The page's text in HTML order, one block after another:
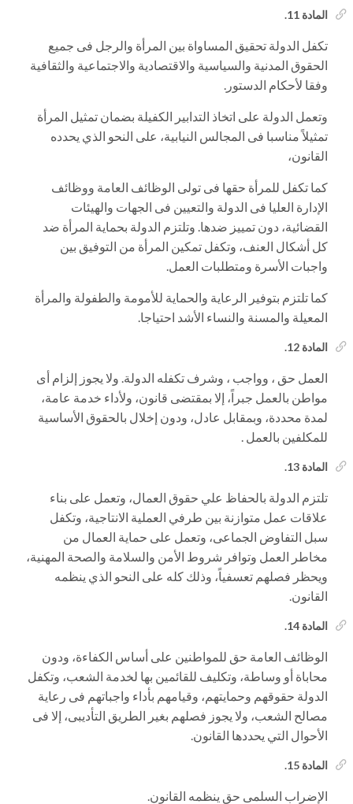
المادة 11.
تكفل الدولة تحقيق المساواة بين المرأة والرجل فى جميع
الحقوق المدنية والسياسية والاقتصادية والاجتماعية والثقافية
وفقا لأحكام الدستور.
وتعمل الدولة على اتخاذ التدابير الكفيلة بضمان تمثيل المرأة
تمثيلاً مناسبا فى المجالس النيابية، على النحو الذي يحدده
القانون،
كما تكفل للمرأة حقها فى تولى الوظائف العامة ووظائف
الإدارة العليا فى الدولة والتعيين فى الجهات والهيئات
القضائية، دون تمييز ضدها. وتلتزم الدولة بحماية المرأة ضد
كل أشكال العنف، وتكفل تمكين المرأة من التوفيق بين
واجبات الأسرة ومتطلبات العمل.
كما تلتزم بتوفير الرعاية والحماية للأمومة والطفولة والمرأة
المعيلة والمسنة والنساء الأشد احتياجا.
المادة 12.
العمل حق ، وواجب ، وشرف تكفله الدولة. ولا يجوز إلزام أى
مواطن بالعمل جبراً، إلا بمقتضى قانون، ولأداء خدمة عامة،
لمدة محددة، وبمقابل عادل، ودون إخلال بالحقوق الأساسية
للمكلفين بالعمل .
المادة 13.
تلتزم الدولة بالحفاظ علي حقوق العمال، وتعمل على بناء
علاقات عمل متوازنة بين طرفي العملية الانتاجية، وتكفل
سبل التفاوض الجماعى، وتعمل على حماية العمال من
مخاطر العمل وتوافر شروط الأمن والسلامة والصحة المهنية،
ويحظر فصلهم تعسفياً، وذلك كله على النحو الذي ينظمه
القانون.
المادة 14.
الوظائف العامة حق للمواطنين على أساس الكفاءة، ودون
محاباة أو وساطة، وتكليف للقائمين بها لخدمة الشعب، وتكفل
الدولة حقوقهم وحمايتهم، وقيامهم بأداء واجباتهم فى رعاية
مصالح الشعب، ولا يجوز فصلهم بغير الطريق التأديبى، إلا فى
الأحوال التي يحددها القانون.
المادة 15.
الإضراب السلمى حق ينظمه القانون.